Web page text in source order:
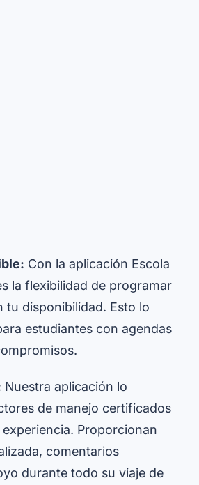
Con la aplicación Escola
la flexibilidad de programar
tu disponibilidad. Esto lo
estudiantes con agendas
Nuestra aplicación lo
de manejo certificados
Proporcionan
comentarios
durante todo su viaje de